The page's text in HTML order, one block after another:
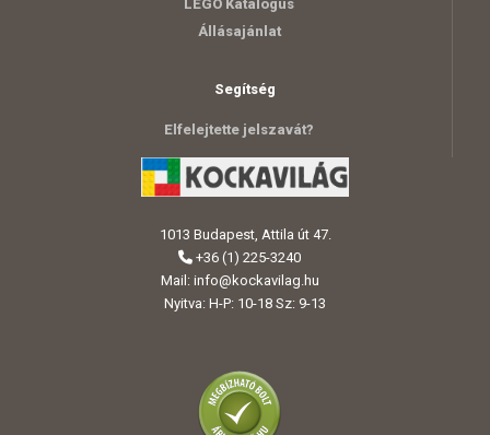
LEGO Katalógus
Állásajánlat
Segítség
Elfelejtette jelszavát?
1013 Budapest, Attila út 47.
+36 (1) 225-3240
Mail: info@kockavilag.hu
Nyitva: H-P: 10-18 Sz: 9-13